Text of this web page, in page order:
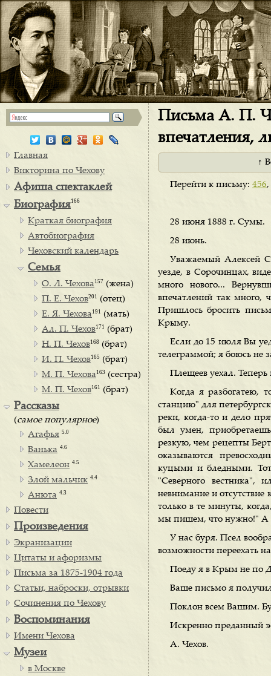
Письма А. П.
впечатления,
↑
Перейти к письму: 456,
28 июня 1888 г. Сумы.
28 июнь.
Уважаемый Алексей
уезде, в Сорочинцах,
много нового...
впечатлений так много,
Пришлось бросить
Крыму.
Если до 15 июля Вы
телеграммой; я боюсь не
Плещеев уехал. Теперь
Когда я разбогатею,
станцию" для
реки, когда-то и дело
был умен,
резкую, чем рецепты
оказываются
куцыми и бледными.
"Северного вестника",
невнимание и отсутствие
только в те минуты,
мы пишем, что нужно!" А
У нас буря. Псел
возможности переехать
Поеду я в Крым не по
Ваше письмо я
Поклон всем Вашим.
Искренно преданный
А. Чехов.
Главная
Викторина по Чехову
Афиша спектаклей
Биография166
Краткая биография
Автобиография
Чеховский календарь
Семья
О. Л. Чехова 157 (жена)
П. Е. Чехов201 (отец)
Е. Я. Чехова 191 (мать)
Ал. П. Чехов171 (брат)
Н. П. Чехов168 (брат)
И. П. Чехов165 (брат)
М. П. Чехова 163 (сестра)
М. П. Чехов161 (брат)
Рассказы
(самое популярное)
Агафья 5.0
Ванька 4.6
Хамелеон 4.5
Злой мальчик 4.4
Анюта 4.3
Повести
Произведения
Экранизации
Цитаты и афоризмы
Письма за 1875-1904 года
Статьи, наброски, отрывки
Сочинения по Чехову
Воспоминания
Имени Чехова
Музеи
в Москве